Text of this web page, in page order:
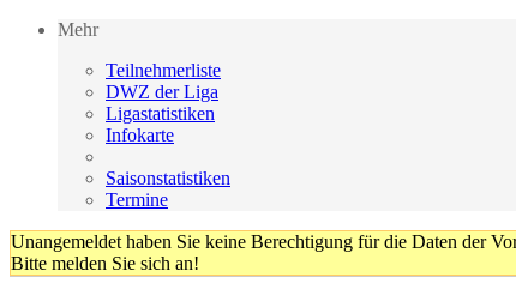
Mehr
Teilnehmerliste
DWZ der Liga
Ligastatistiken
Infokarte
Saisonstatistiken
Termine
Unangemeldet haben Sie keine Berechtigung für die Daten der
Bitte melden Sie sich an!